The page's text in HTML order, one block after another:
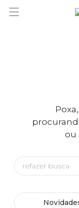
você merece
ou